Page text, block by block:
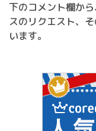
下のコメント欄か
スのリクエスト、
います。